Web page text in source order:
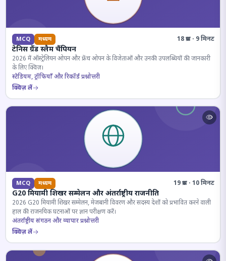
MCQ मध्यम 18 प्रश्न · 9 मिनट
टेनिस ग्रैंड स्लैम चैंपियन
2026 में ऑस्ट्रेलियन ओपन और फ्रेंच ओपन के विजेताओं और उनकी उपलब्धियों की जानकारी
के लिए क्विज़।
स्टेडियम, ट्रॉफियाँ और रिकॉर्ड प्रश्नोत्तरी
क्विज़ लें
MCQ मध्यम 19 प्रश्न · 10 मिनट
G20 मियामी शिखर सम्मेलन और अंतर्राष्ट्रीय राजनीति
2026 G20 मियामी शिखर सम्मेलन, मेजबानी विवरण और सदस्य देशों को प्रभावित करने वाली
हाल की राजनयिक घटनाओं पर ज्ञान परीक्षण करें।
अंतर्राष्ट्रीय संगठन और व्यापार प्रश्नोत्तरी
क्विज़ लें